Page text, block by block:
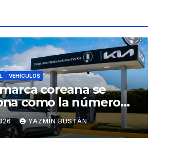
VEHÍCULOS
coreana se
como la número
ventas de vehículos
en Ecuador
julio
YAZMÍN BUSTÁN